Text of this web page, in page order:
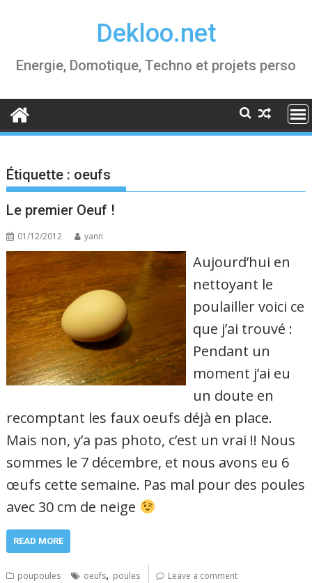
Dekloo.net
Energie, Domotique, Techno et projets perso
Étiquette : oeufs
Le premier Oeuf !
01/12/2012 yann
Aujourd’hui en
nettoyant le
poulailler voici ce
que j’ai trouvé :
Pendant un
moment j’ai eu
un doute en
recomptant les faux oeufs déjà en place.
Mais non, y’a pas photo, c’est un vrai !! Nous
sommes le 7 décembre, et nous avons eu 6
œufs cette semaine. Pas mal pour des poules
avec 30 cm de neige
READ MORE
poupoules oeufs, poules Leave a comment